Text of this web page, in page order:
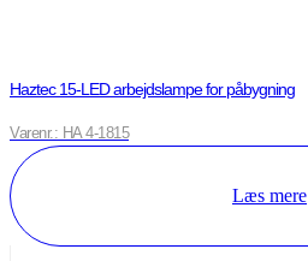
Haztec 15-LED arbejdslampe for påbygning
Varenr.: HA 4-1815
Læs mere